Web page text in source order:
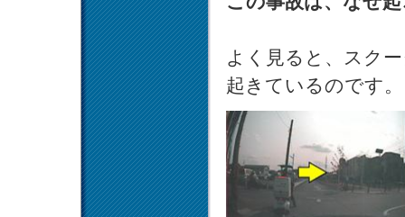
よく見ると、スク
起きているのです。